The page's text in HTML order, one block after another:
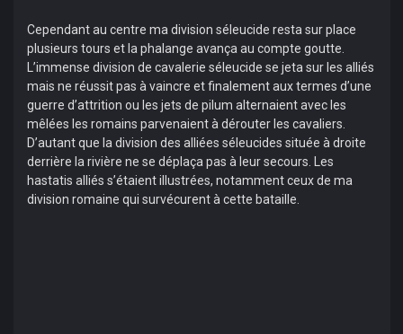
Cependant au centre ma division séleucide resta sur place
plusieurs tours et la phalange avança au compte goutte.
L’immense division de cavalerie séleucide se jeta sur les alliés
mais ne réussit pas à vaincre et finalement aux termes d’une
guerre d’attrition ou les jets de pilum alternaient avec les
mêlées les romains parvenaient à dérouter les cavaliers.
D’autant que la division des alliées séleucides située à droite
derrière la rivière ne se déplaça pas à leur secours. Les
hastatis alliés s’étaient illustrées, notamment ceux de ma
division romaine qui survécurent à cette bataille.